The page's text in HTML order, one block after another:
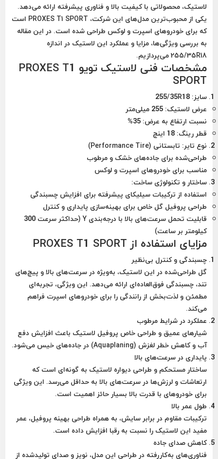
لاستیک، محصولاتی با کیفیت بالا و فناوری پیشرفته ارائه می‌دهد.
یکی از محبوب‌ترین مدل‌های این شرکت، PROXES T1 SPORT است
که برای خودروهای اسپرت و لوکس طراحی شده است. در این مقاله
به بررسی ویژگی‌ها، مزایا و عملکرد این لاستیک در اندازه
255/35R18می‌پردازیم.
مشخصات فنی لاستیک تویو PROXES T1
SPORT
سایز: 255/35R18
عرض لاستیک: 255 میلی‌متر
نسبت ارتفاع به عرض: 35%
قطر رینگ: 18 اینچ
نوع تایر: تابستانی (Performance Tire)
طراحی‌شده برای جاده‌های خشک و مرطوب
مناسب برای خودروهای اسپرت و لوکس
ساختار و تکنولوژی ساخت:
استفاده از ترکیبات سیلیکای پیشرفته برای افزایش چسبندگی
طراحی پروفیل گل خاص برای بهینه‌سازی پایداری و کنترل
قابلیت تحمل سرعت‌های بالا با درجه‌بندیY
(حداکثر سرعت 300
کیلومتر بر ساعت)
مزایای استفاده از PROXES T1 SPORT
چسبندگی و کنترل بی‌نظیر
گل طراحی‌شده در این لاستیک، به‌ویژه در سرعت‌های بالا و پیچ‌های
تند، چسبندگی فوق‌العاده‌ای ارائه می‌دهد. این ویژگی، تجربه‌ای
مطمئن و لذت‌بخش از رانندگی را برای خودروهای اسپرت فراهم
می‌کند.
عملکرد در شرایط مرطوب
شیارهای عمیق و طراحی خاص پروفیل لاستیک باعث افزایش دفع
آب و کاهش خطر لغزش (Aquaplaning) در جاده‌های خیس می‌شود.
پایداری در سرعت‌های بالا
ساختار مستحکم و طراحی دیواره لاستیک به گونه‌ای است که
ارتعاشات و لرزش‌ها در سرعت‌های بالا به حداقل می‌رسد. این ویژگی
برای خودروهای با قدرت بالا بسیار حائز اهمیت است.
طول عمر بالا
ترکیبات مقاوم در برابر سایش، به همراه طراحی بهینه پروفیل، عمر
مفید این لاستیک را نسبت به رقبا افزایش داده است.
کاهش صدای جاده
فناوری‌های به‌کاررفته در طراحی این مدل، نویز و صدای تولیدشده از